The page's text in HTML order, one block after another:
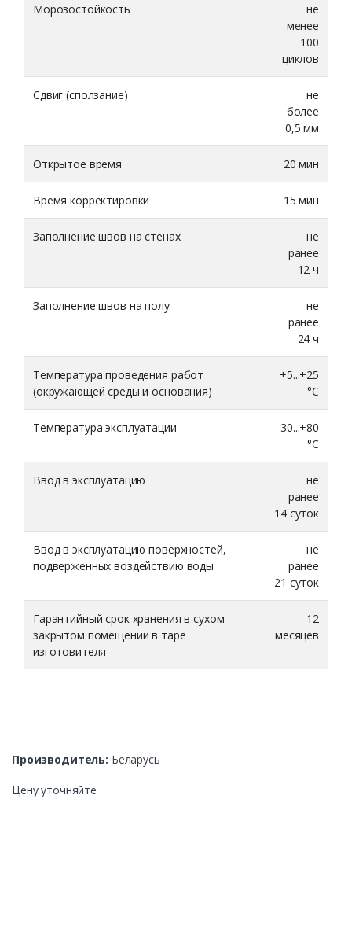
Морозостойкость
не
менее
100
циклов
Сдвиг (сползание)
не
более
0,5 мм
Открытое время 20 мин
Время корректировки 15 мин
Заполнение швов на стенах
не
ранее
12 ч
Заполнение швов на полу
не
ранее
24 ч
Температура проведения работ
(окружающей среды и основания)
+5...+25
°С
Температура эксплуатации
-30...+80
°С
Ввод в эксплуатацию
не
ранее
14 суток
Ввод в эксплуатацию поверхностей,
подверженных воздействию воды
не
ранее
21 суток
Гарантийный срок хранения в сухом
закрытом помещении в таре
изготовителя
12
месяцев
Производитель: Беларусь
Цену уточняйте